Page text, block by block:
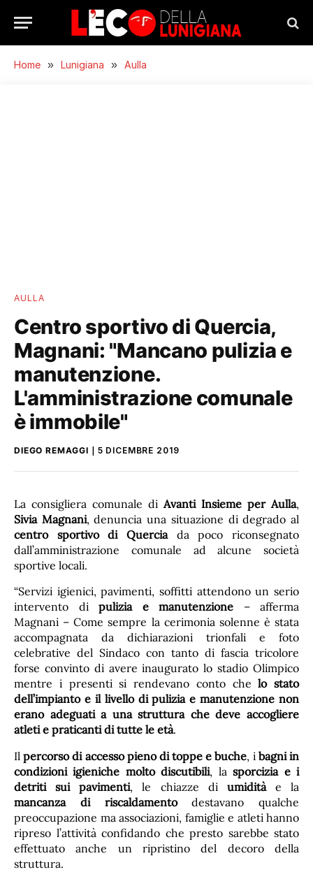
Home » Lunigiana » Aulla
AULLA
Centro sportivo di Quercia,
Magnani: "Mancano pulizia e
manutenzione.
L'amministrazione comunale
è immobile"
DIEGO REMAGGI 5 DICEMBRE 2019
La consigliera comunale di Avanti Insieme per Aulla,
Sivia Magnani, denuncia una situazione di degrado al
centro sportivo di Querciada poco riconsegnato
dall’amministrazione comunale ad alcune società
sportive locali.
“Servizi igienici, pavimenti, soffitti attendono un serio
intervento di pulizia e manutenzione – afferma
Magnani – Come sempre la cerimonia solenne è stata
accompagnata da dichiarazioni trionfali e foto
celebrative del Sindaco con tanto di fascia tricolore
forse convinto di avere inaugurato lo stadio Olimpico
mentre i presenti si rendevano conto che lo stato
dell’impianto e il livello di pulizia e manutenzione non
erano adeguati a una struttura che deve accogliere
atleti e praticanti di tutte le età.
Ilpercorso di accesso pieno di toppe e buche, i bagni in
condizioni igieniche molto discutibili, lasporcizia e i
detriti sui pavimenti, le chiazze di umiditàe la
mancanza di riscaldamentodestavano qualche
preoccupazione ma associazioni, famiglie e atleti hanno
ripreso l’attività confidando che presto sarebbe stato
effettuato anche un ripristino del decoro della
struttura.